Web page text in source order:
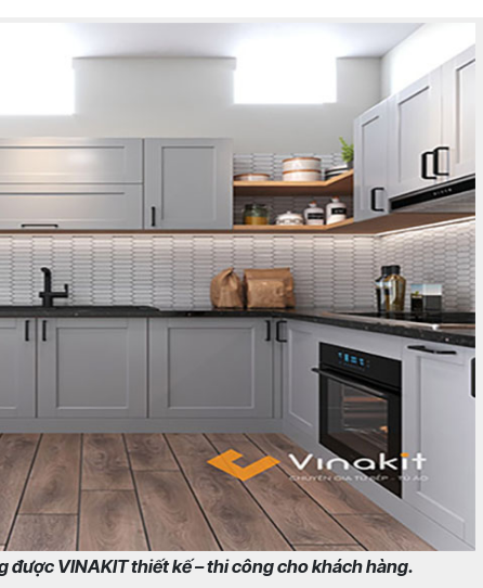
được VINAKIT thiết kế – thi công cho khách hàng.